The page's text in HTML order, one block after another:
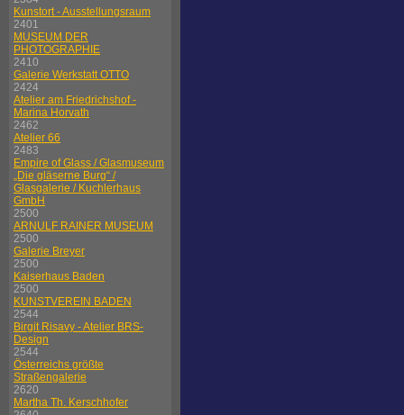
Kunstort - Ausstellungsraum
2401
MUSEUM DER
PHOTOGRAPHIE
2410
Galerie Werkstatt OTTO
2424
Atelier am Friedrichshof -
Marina Horvath
2462
Atelier 66
2483
Empire of Glass / Glasmuseum
„Die gläserne Burg“ /
Glasgalerie / Kuchlerhaus
GmbH
2500
ARNULF RAINER MUSEUM
2500
Galerie Breyer
2500
Kaiserhaus Baden
2500
KUNSTVEREIN BADEN
2544
Birgit Risavy - Atelier BRS-
Design
2544
Österreichs größte
Straßengalerie
2620
Martha Th. Kerschhofer